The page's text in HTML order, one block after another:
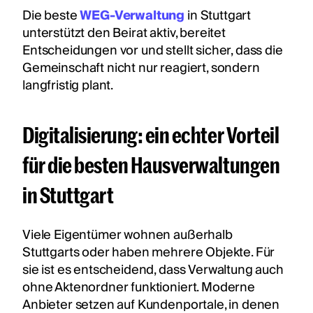
Die besteWEG-Verwaltungin Stuttgart
unterstützt den Beirat aktiv, bereitet
Entscheidungen vor und stellt sicher, dass die
Gemeinschaft nicht nur reagiert, sondern
langfristig plant.
Digitalisierung: ein echter Vorteil
für die besten Hausverwaltungen
in Stuttgart
Viele Eigentümer wohnen außerhalb
Stuttgarts oder haben mehrere Objekte. Für
sie ist es entscheidend, dass Verwaltung auch
ohne Aktenordner funktioniert. Moderne
Anbieter setzen auf Kundenportale, in denen